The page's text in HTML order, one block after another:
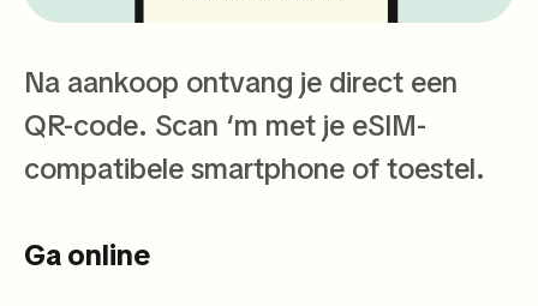
Na aankoop ontvang je direct een
QR-code. Scan ‘m met je eSIM-
compatibele smartphone of toestel.
Ga online